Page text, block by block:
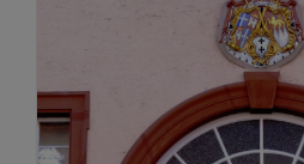
Finanzamt,